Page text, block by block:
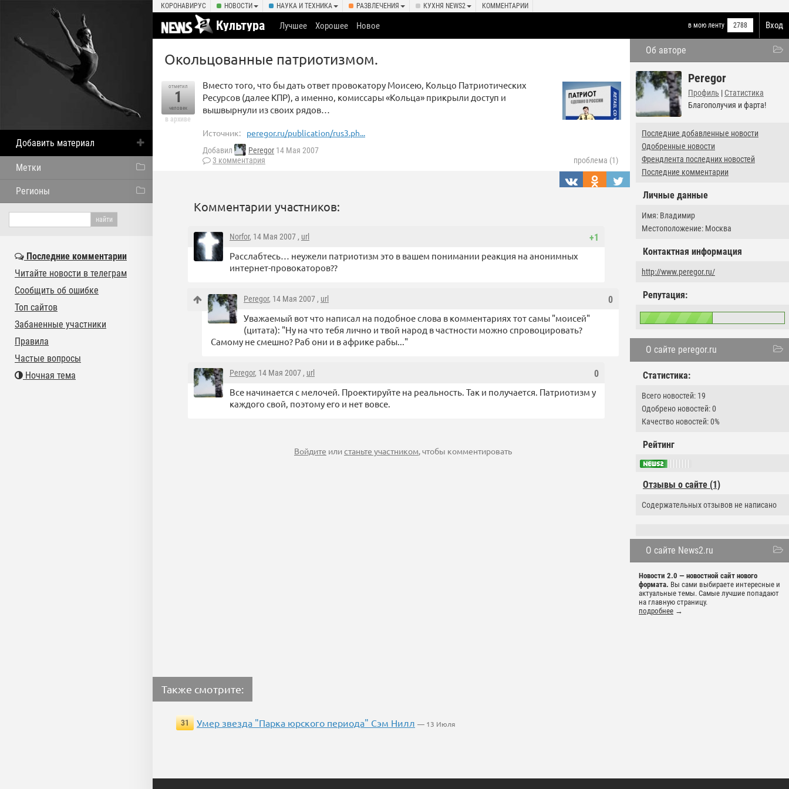
КОРОНАВИРУС НОВОСТИ НАУКА И ТЕХНИКА РАЗВЛЕЧЕНИЯ КУХНЯ NEWS2 КОММЕНТАРИИ
Вход
Культура в мою ленту 2788
Лучшее Хорошее Новое
Об авторе
Peregor
Профиль | Статистика
Благополучия и фарта!
Последние добавленные новости
Одобренные новости
Френдлента последних новостей
Последние комментарии
Личные данные
Имя: Владимир
Местоположение: Москва
Контактная информация
http://www.peregor.ru/
Репутация:
О сайте peregor.ru
Статистика:
Всего новостей: 19
Одобрено новостей: 0
Качество новостей: 0%
Рейтинг
Отзывы о сайте (1)
Содержательных отзывов не написано
О сайте News2.ru
Новости 2.0 — новостной сайт нового
формата. Вы сами выбираете интересные и
актуальные темы. Самые лучшие попадают
на главную страницу.
подробнее →
Окольцованные патриотизмом.
отметил
1
человек
в архиве
Вместо того, что бы дать ответ провокатору Моисею, Кольцо Патриотических
Ресурсов (далее КПР), а именно, комиссары «Кольца» прикрыли доступ и
вышвырнули из своих рядов…
Источник: peregor.ru/publication/rus3.ph...
Добавил Peregor 14 Мая 2007
3 комментария
проблема (1)
Комментарии участников:
+1
Norfor, 14 Мая 2007 , url
Расслабтесь… неужели патриотизм это в вашем понимании реакция на анонимных
интернет-провокаторов??
0
Peregor, 14 Мая 2007 , url
Уважаемый вот что написал на подобное слова в комментариях тот самы "моисей"
(цитата): "Ну на что тебя лично и твой народ в частности можно спровоцировать?
Самому не смешно? Раб они и в африке рабы..."
0
Peregor, 14 Мая 2007 , url
Все начинается с мелочей. Проектируйте на реальность. Так и получается. Патриотизм у
каждого свой, поэтому его и нет вовсе.
Войдите илистаньте участником, чтобы комментировать
Также смотрите:
31 Умер звезда "Парка юрского периода" Сэм Нилл — 13 Июля
Добавить материал
Метки
Регионы
Последние комментарии
Читайте новости в телеграм
Сообщить об ошибке
Топ сайтов
Забаненные участники
Правила
Частые вопросы
Ночная тема